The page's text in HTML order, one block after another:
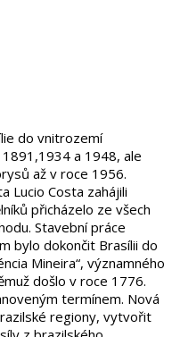
do vnitrozemí
a 1948, ale
až v roce 1956.
Lucio Costa zahájili
přicházelo ze všech
Stavební práce
bylo dokončit Brasílii do
Mineira“, významného
došlo v roce 1776.
termínem. Nová
regiony, vytvořit